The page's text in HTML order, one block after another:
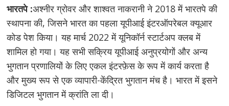
भारतपे :अश्नीर ग्रोवर और शाश्वत नाकरानी ने 2018 में भारतपे की
स्थापना की, जिसने भारत का पहला यूपीआई इंटरऑपरेबल क्यूआर
कोड पेश किया। यह मार्च 2022 में यूनिकॉर्न स्टार्टअप क्लब में
शामिल हो गया। यह सभी सक्रिय यूपीआई अनुप्रयोगों और अन्य
भुगतान प्रणालियों के लिए एकल इंटरफ़ेस के रूप में कार्य करता है
और मुख्य रूप से एक व्यापारी-केंद्रित भुगतान मंच है। भारत में इसने
डिजिटल भुगतान में क्रांति ला दी।